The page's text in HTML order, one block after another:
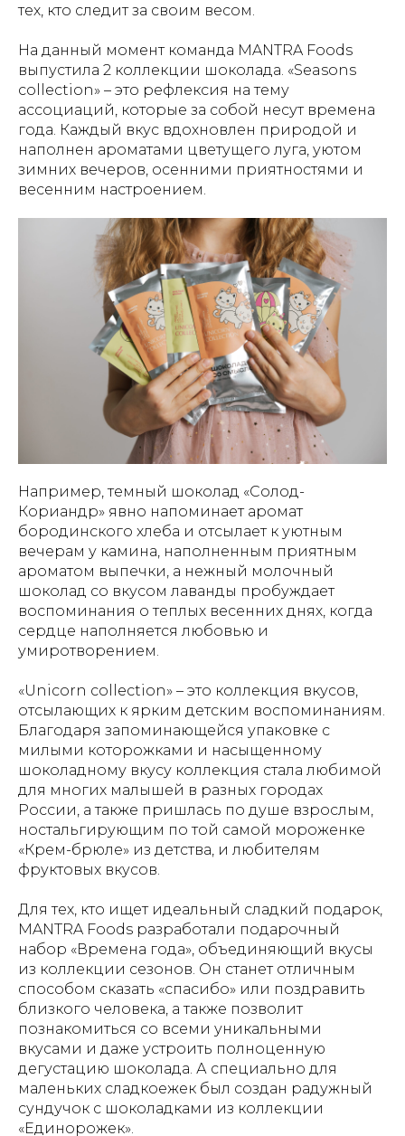
тех, кто следит за своим весом.
На данный момент команда MANTRA Foods
выпустила 2 коллекции шоколада. «Seasons
collection» – это рефлексия на тему
ассоциаций, которые за собой несут времена
года. Каждый вкус вдохновлен природой и
наполнен ароматами цветущего луга, уютом
зимних вечеров, осенними приятностями и
весенним настроением.
Например, темный шоколад «Солод-
Кориандр» явно напоминает аромат
бородинского хлеба и отсылает к уютным
вечерам у камина, наполненным приятным
ароматом выпечки, а нежный молочный
шоколад со вкусом лаванды пробуждает
воспоминания о теплых весенних днях, когда
сердце наполняется любовью и
умиротворением.
«Unicorn collection» – это коллекция вкусов,
отсылающих к ярким детским воспоминаниям.
Благодаря запоминающейся упаковке с
милыми которожками и насыщенному
шоколадному вкусу коллекция стала любимой
для многих малышей в разных городах
России, а также пришлась по душе взрослым,
ностальгирующим по той самой мороженке
«Крем-брюле» из детства, и любителям
фруктовых вкусов.
Для тех, кто ищет идеальный сладкий подарок,
MANTRA Foods разработали подарочный
набор «Времена года», объединяющий вкусы
из коллекции сезонов. Он станет отличным
способом сказать «спасибо» или поздравить
близкого человека, а также позволит
познакомиться со всеми уникальными
вкусами и даже устроить полноценную
дегустацию шоколада. А специально для
маленьких сладкоежек был создан радужный
сундучок с шоколадками из коллекции
«Единорожек».